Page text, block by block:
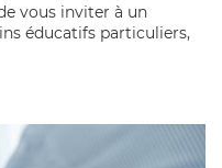
vous inviter à un
éducatifs particuliers,